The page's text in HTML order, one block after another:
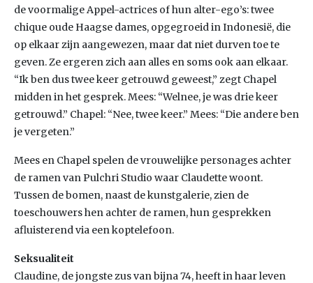
de voormalige Appel-actrices of hun alter-ego’s: twee
chique oude Haagse dames, opgegroeid in Indonesië, die
op elkaar zijn aangewezen, maar dat niet durven toe te
geven. Ze ergeren zich aan alles en soms ook aan elkaar.
“Ik ben dus twee keer getrouwd geweest,” zegt Chapel
midden in het gesprek. Mees: “Welnee, je was drie keer
getrouwd.” Chapel: “Nee, twee keer.” Mees: “Die andere ben
je vergeten.”
Mees en Chapel spelen de vrouwelijke personages achter
de ramen van Pulchri Studio waar Claudette woont.
Tussen de bomen, naast de kunstgalerie, zien de
toeschouwers hen achter de ramen, hun gesprekken
afluisterend via een koptelefoon.
Seksualiteit
Claudine, de jongste zus van bijna 74, heeft in haar leven